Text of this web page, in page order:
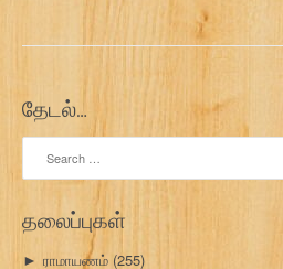
தேடல்…
தலைப்புகள்
► ராமாயணம் (255)